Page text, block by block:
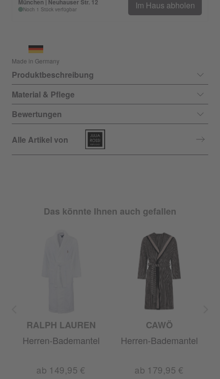
München | Neuhauser Str. 12
Noch 1 Stück verfügbar Im Haus abholen
Made in Germany
Produktbeschreibung
Material & Pflege
Bewertungen
Alle Artikel von
Das könnte Ihnen auch gefallen
RALPH LAUREN
Herren-Bademantel
ab 149,95 €
CAWÖ
Herren-Bademantel
ab 179,95 €